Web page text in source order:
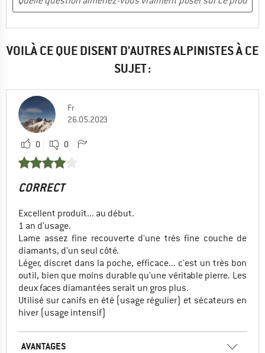
VOILÀ CE QUE DISENT D'AUTRES ALPINISTES À CE
SUJET :
Fr
26.05.2023
0 0
CORRECT
Excellent produit... au début.
1 an d'usage.
Lame assez fine recouverte d'une très fine couche de
diamants, d'un seul côté.
Léger, discret dans la poche, efficace... c'est un très bon
outil, bien que moins durable qu'une véritable pierre. Les
deux faces diamantées serait un gros plus.
Utilisé sur canifs en été (usage régulier) et sécateurs en
hiver (usage intensif)
AVANTAGES